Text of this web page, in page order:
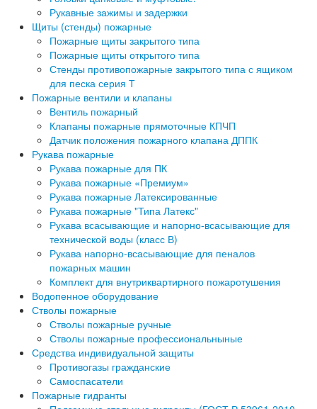
Рукавные зажимы и задержки
Щиты (стенды) пожарные
Пожарные щиты закрытого типа
Пожарные щиты открытого типа
Стенды противопожарные закрытого типа с ящиком
для песка серия Т
Пожарные вентили и клапаны
Вентиль пожарный
Клапаны пожарные прямоточные КПЧП
Датчик положения пожарного клапана ДППК
Рукава пожарные
Рукава пожарные для ПК
Рукава пожарные «Премиум»
Рукава пожарные Латексированные
Рукава пожарные "Типа Латекс"
Рукава всасывающие и напорно-всасывающие для
технической воды (класс В)
Рукава напорно-всасывающие для пеналов
пожарных машин
Комплект для внутриквартирного пожаротушения
Водопенное оборудование
Стволы пожарные
Стволы пожарные ручные
Стволы пожарные профессиональныные
Средства индивидуальной защиты
Противогазы гражданские
Самоспасатели
Пожарные гидранты